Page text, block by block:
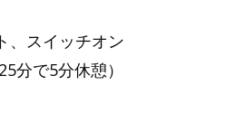
スイッチオン
分で5分休憩）